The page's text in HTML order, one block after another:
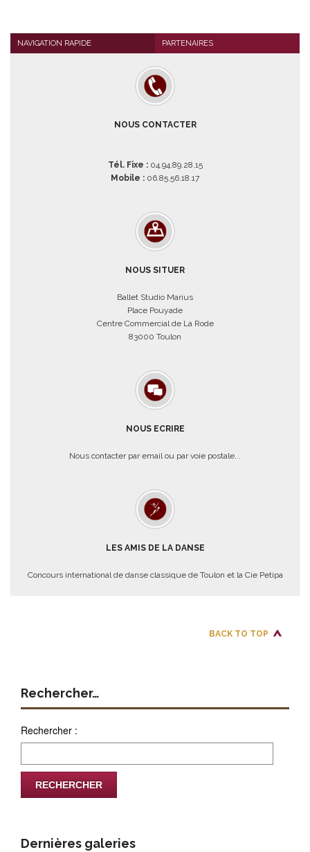
NAVIGATION RAPIDE PARTENAIRES
NOUS CONTACTER
Tél. Fixe : 04.94.89.28.15
Mobile : 06.85.56.18.17
NOUS SITUER
Ballet Studio Marius
Place Pouyade
Centre Commercial de La Rode
83000 Toulon
NOUS ECRIRE
Nous contacter par email ou par voie postale...
LES AMIS DE LA DANSE
Concours international de danse classique de Toulon et la Cie Petipa
BACK TO TOP
Rechercher…
Rechercher :
Dernières galeries